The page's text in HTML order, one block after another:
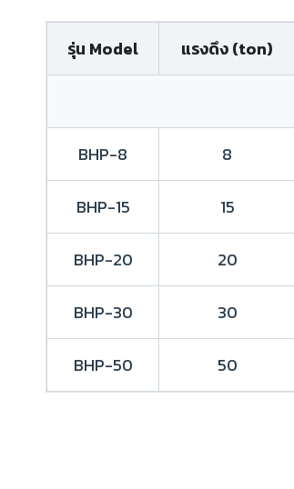
รุ่น Model แรงดึง (ton)
BHP-8 8
BHP-15 15
BHP-20 20
BHP-30 30
BHP-50 50